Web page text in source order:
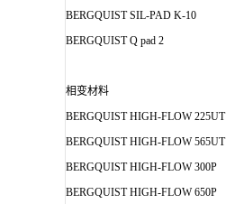
BERGQUIST SIL-PAD K-10
BERGQUIST Q pad 2
相变材料
BERGQUIST HIGH-FLOW 225UT
BERGQUIST HIGH-FLOW 565UT
BERGQUIST HIGH-FLOW 300P
BERGQUIST HIGH-FLOW 650P